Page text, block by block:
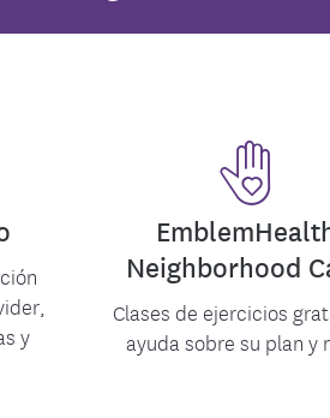
y
Neighborhood
Clases de ejercicios
ayuda sobre su plan y